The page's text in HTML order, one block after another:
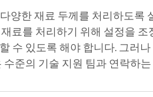
양한 재료 두께를 처리하도록
료를 처리하기 위해 설정을
수 있도록 해야 합니다. 그러
준의 기술 지원 팀과 연락하